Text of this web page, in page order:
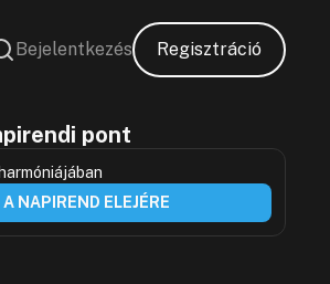
Bejelentkezés Regisztráció
pont
NAPIREND ELEJÉRE